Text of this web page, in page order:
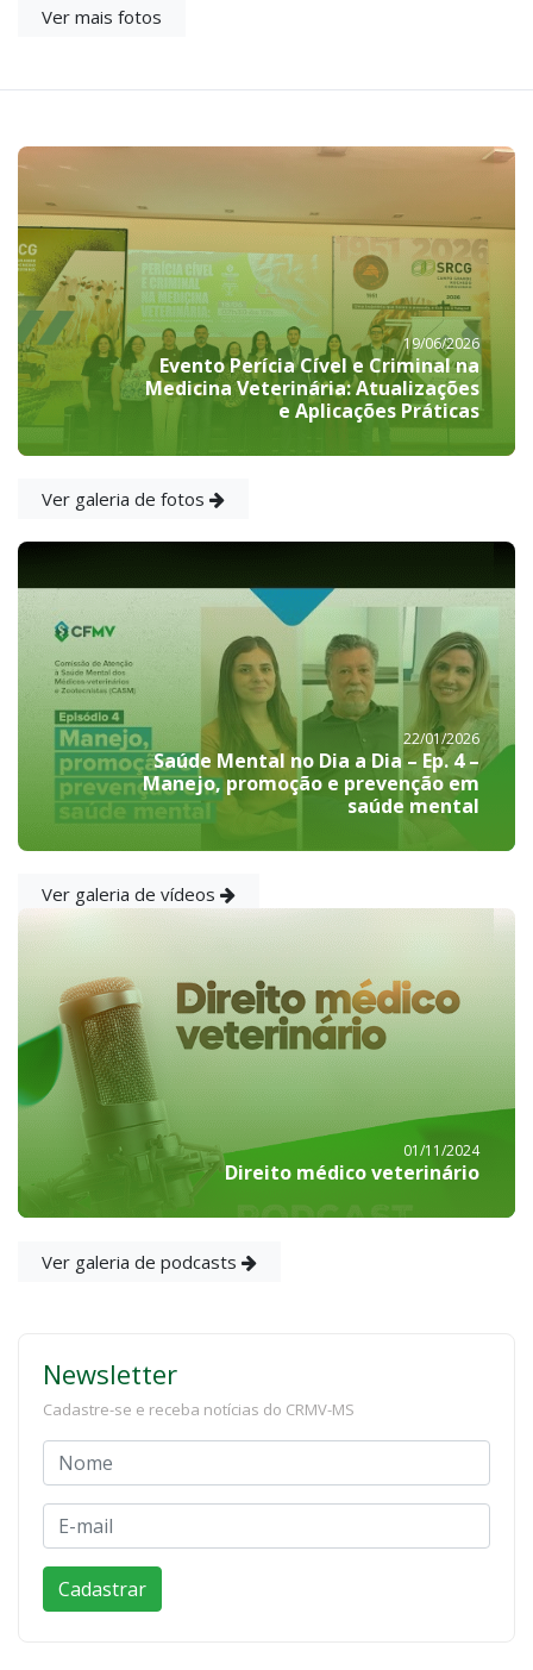
Ver mais fotos
19/06/2026
Evento Perícia Cível e Criminal na
Medicina Veterinária: Atualizações
e Aplicações Práticas
Ver galeria de fotos
22/01/2026
Saúde Mental no Dia a Dia – Ep. 4 –
Manejo, promoção e prevenção em
saúde mental
Ver galeria de vídeos
01/11/2024
Direito médico veterinário
Ver galeria de podcasts
Newsletter
Cadastre-se e receba notícias do CRMV-MS